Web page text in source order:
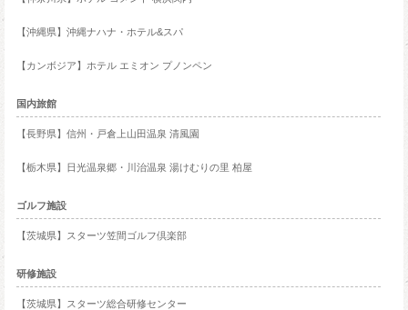
【沖縄県】沖縄ナハナ・ホテル&スパ
【カンボジア】ホテル エミオン プノンペン
国内旅館
【長野県】信州・戸倉上山田温泉 清風園
【栃木県】日光温泉郷・川治温泉 湯けむりの里 柏屋
ゴルフ施設
【茨城県】スターツ笠間ゴルフ倶楽部
研修施設
【茨城県】スターツ総合研修センター